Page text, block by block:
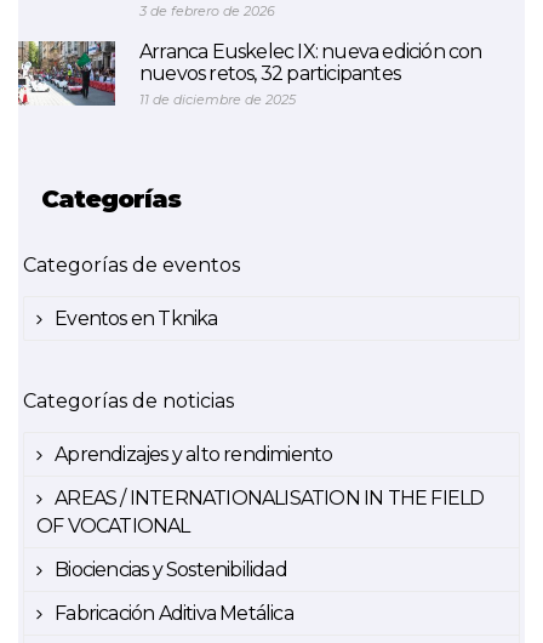
3 de febrero de 2026
Arranca Euskelec IX: nueva edición con
nuevos retos, 32 participantes
11 de diciembre de 2025
Categorías
Categorías de eventos
Eventos en Tknika
Categorías de noticias
Aprendizajes y alto rendimiento
AREAS / INTERNATIONALISATION IN THE FIELD
OF VOCATIONAL
Biociencias y Sostenibilidad
Fabricación Aditiva Metálica